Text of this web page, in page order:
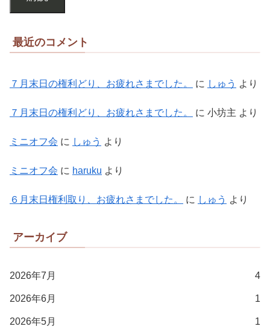
最近のコメント
７月末日の権利どり、お疲れさまでした。 に しゅう より
７月末日の権利どり、お疲れさまでした。 に 小坊主 より
ミニオフ会 に しゅう より
ミニオフ会 に haruku より
６月末日権利取り、お疲れさまでした。 に しゅう より
アーカイブ
2026年7月 4
2026年6月 1
2026年5月 1